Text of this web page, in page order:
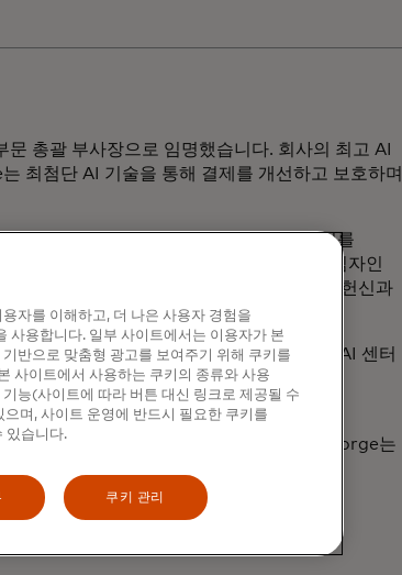
총괄 부사장으로 임명했습니다. 회사의 최고 AI
최첨단 AI 기술을 통해 결제를 개선하고 보호하며
을 주도하고 마스터카드 고객을 위한 가치를
."라고 마스터카드의 최고 AI 및 데이터 책임자인
전문성은 혁신, 신뢰, 책임에 대한 그녀의 헌신과
수 있을 것입니다."
터 과학 노력에 초점을 맞춘 마스터카드의 AI 센터
마스터카드의 데이터 과학자와 AI 인재를
중요한 역할을 담당하게 됩니다.
래의 토대라는 점은 분명합니다."라고 George는
있기를 기대합니다."
자를 이해하고, 더 나은 사용자 경험을
용합니다. 일부 사이트에서는 이용자가 본
반으로 맞춤형 광고를 보여주기 위해 쿠키를
사이트에서 사용하는 쿠키의 종류와 사용
능(사이트에 따라 버튼 대신 링크로 제공될 수
며, 사이트 운영에 반드시 필요한 쿠키를
있습니다.
쿠키 관리